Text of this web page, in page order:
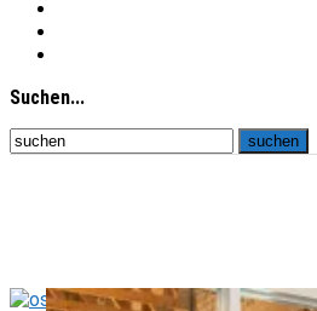
Suchen...